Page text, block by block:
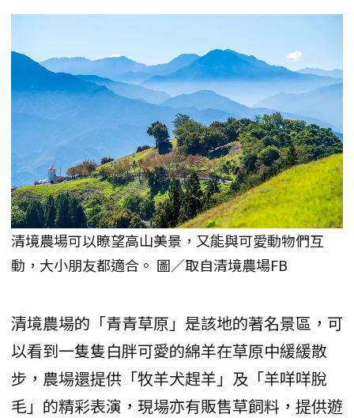
清境農場可以瞭望高山美景，又能與可愛動物們互
動，大小朋友都適合。 圖／取自清境農場FB
清境農場的「青青草原」是該地的著名景區，可
以看到一隻隻白胖可愛的綿羊在草原中緩緩散
步，農場還提供「牧羊犬趕羊」及「羊咩咩脫
毛」的精彩表演，現場亦有販售草飼料，提供遊